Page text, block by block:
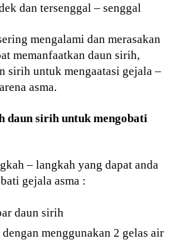
dan tersenggal – senggal
mengalami dan merasakan
memanfaatkan daun sirih,
sirih untuk mengaatasi gejala –
asma.
daun sirih untuk mengobati
– langkah yang dapat anda
gejala asma :
daun sirih
menggunakan 2 gelas air